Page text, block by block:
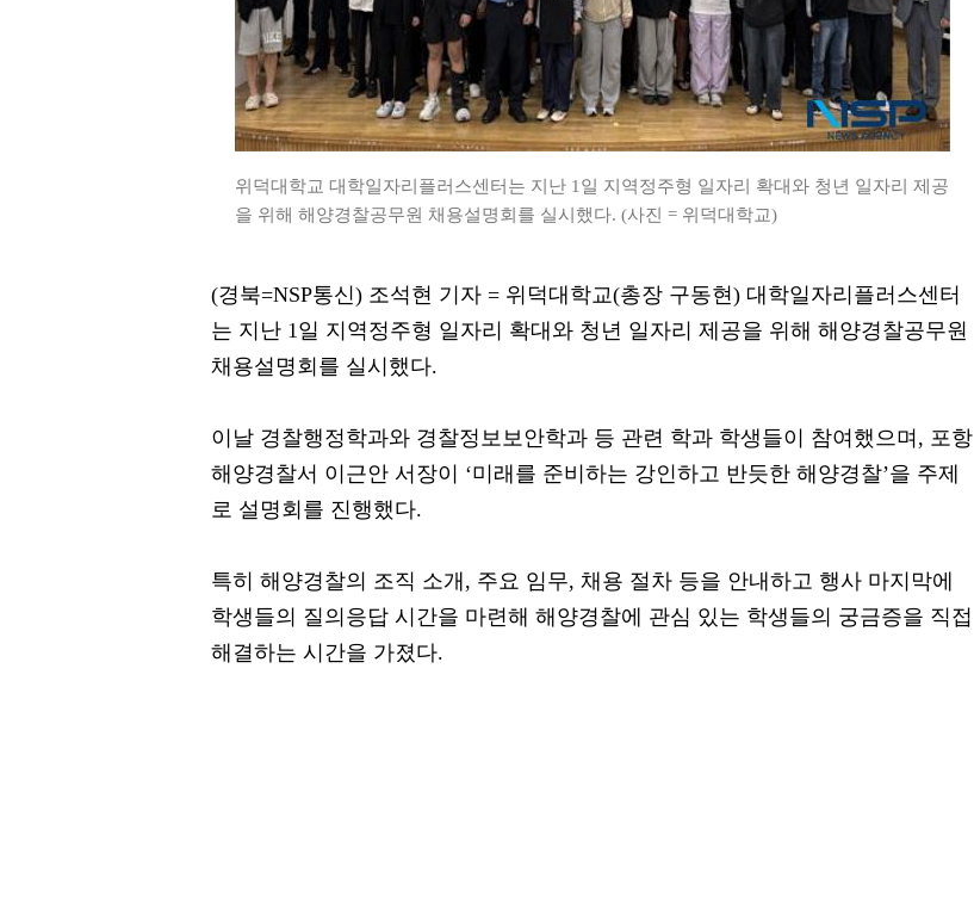
위덕대학교 대학일자리플러스센터는 지난 1일 지역정주형 일자리 확대와 청년 일자리 제공
을 위해 해양경찰공무원 채용설명회를 실시했다. (사진 = 위덕대학교)
(경북=NSP통신) 조석현 기자 = 위덕대학교(총장 구동현) 대학일자리플러스센터
는 지난 1일 지역정주형 일자리 확대와 청년 일자리 제공을 위해 해양경찰공무원
채용설명회를 실시했다.
이날 경찰행정학과와 경찰정보보안학과 등 관련 학과 학생들이 참여했으며, 포항
해양경찰서 이근안 서장이 ‘미래를 준비하는 강인하고 반듯한 해양경찰’을 주제
로 설명회를 진행했다.
특히 해양경찰의 조직 소개, 주요 임무, 채용 절차 등을 안내하고 행사 마지막에
학생들의 질의응답 시간을 마련해 해양경찰에 관심 있는 학생들의 궁금증을 직접
해결하는 시간을 가졌다.